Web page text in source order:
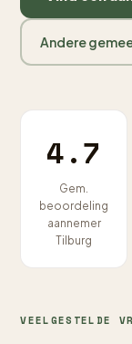
Andere
4.7
Gem.
beoordeling
aannemer
Tilburg
VEELGESTELDE